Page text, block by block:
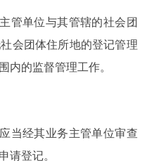
管单位与其管辖的社会团
会团体住所地的登记管理
内的监督管理工作。
当经其业务主管单位审查
请登记。